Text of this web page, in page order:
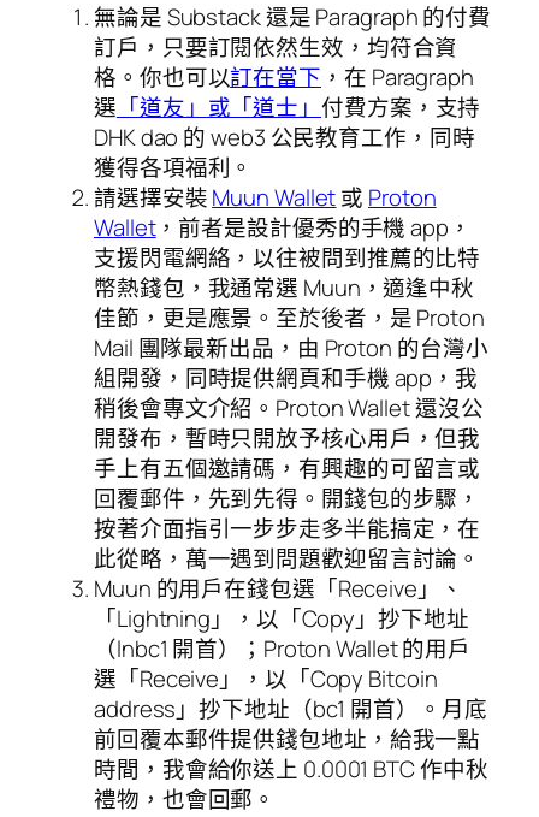
無論是 Substack 還是 Paragraph 的付費
訂戶，只要訂閱依然生效，均符合資
格。你也可以訂在當下 ，在 Paragraph
選 「道友」或「道士」付費方案，支持
DHK dao 的 web3 公民教育工作，同時
獲得各項福利。
請選擇安裝Muun Wallet或 Proton
Wallet，前者是設計優秀的手機 app，
支援閃電網絡，以往被問到推薦的比特
幣熱錢包，我通常選 Muun，適逢中秋
佳節，更是應景。至於後者，是 Proton
Mail 團隊最新出品，由 Proton 的台灣小
組開發，同時提供網頁和手機 app，我
稍後會專文介紹。Proton Wallet 還沒公
開發布，暫時只開放予核心用戶，但我
手上有五個邀請碼，有興趣的可留言或
回覆郵件，先到先得。開錢包的步驟，
按著介面指引一步步走多半能搞定，在
此從略，萬一遇到問題歡迎留言討論。
Muun 的用戶在錢包選「Receive」、
「Lightning」，以「Copy」抄下地址
（lnbc1 開首）；Proton Wallet 的用戶
選「Receive」，以「Copy Bitcoin
address」抄下地址（bc1 開首）。月底
前回覆本郵件提供錢包地址，給我一點
時間，我會給你送上 0.0001 BTC 作中秋
禮物，也會回郵。